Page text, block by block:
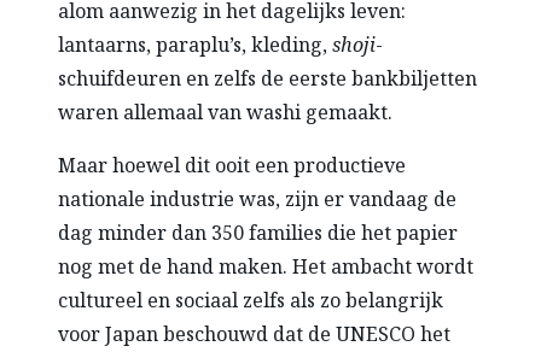
alom aanwezig in het dagelijks leven:
lantaarns, paraplu’s, kleding,shoji-
schuifdeuren en zelfs de eerste bankbiljetten
waren allemaal van washi gemaakt.
Maar hoewel dit ooit een productieve
nationale industrie was, zijn er vandaag de
dag minder dan 350 families die het papier
nog met de hand maken. Het ambacht wordt
cultureel en sociaal zelfs als zo belangrijk
voor Japan beschouwd dat de UNESCO het